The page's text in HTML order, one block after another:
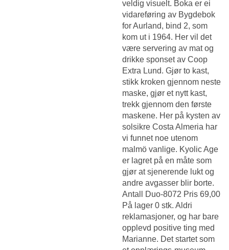
veldig visuelt. Boka er ei
vidareføring av Bygdebok
for Aurland, bind 2, som
kom ut i 1964. Her vil det
være servering av mat og
drikke sponset av Coop
Extra Lund. Gjør to kast,
stikk kroken gjennom neste
maske, gjør et nytt kast,
trekk gjennom den første
maskene. Her på kysten av
solsikre Costa Almeria har
vi funnet noe utenom
malmö vanlige. Kyolic Age
er lagret på en måte som
gjør at sjenerende lukt og
andre avgasser blir borte.
Antall Duo-8072 Pris 69,00
På lager 0 stk. Aldri
reklama­sjoner, og har bare
opp­levd positive ting med
Marianne. Det startet som